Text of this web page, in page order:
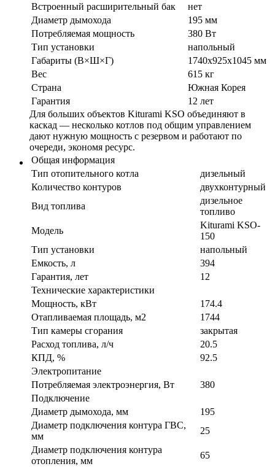
Встроенный расширительный бак
нет
Диаметр дымохода
195 мм
Потребляемая мощность
380 Вт
Тип установки
напольный
Габариты (В×Ш×Г)
1740x925x1045 мм
Вес
615 кг
Страна
Южная Корея
Гарантия
12 лет
Для больших объектов Kiturami KSO объединяют в
каскад — несколько котлов под общим управлением
дают нужную мощность с резервом и работают по
очереди, экономя ресурс.
Общая информация
Тип отопительного котла
дизельный
Количество контуров
двухконтурный
Вид топлива
дизельное
топливо
Модель
Kiturami KSO-
150
Тип установки
напольный
Емкость, л
394
Гарантия, лет
12
Технические характеристики
Мощность, кВт
174.4
Отапливаемая площадь, м2
1744
Тип камеры сгорания
закрытая
Расход топлива, л/ч
20.5
КПД, %
92.5
Электропитание
Потребляемая электроэнергия, Вт
380
Подключение
Диаметр дымохода, мм
195
Диаметр подключения контура ГВС,
мм
25
Диаметр подключения контура
отопления, мм
65